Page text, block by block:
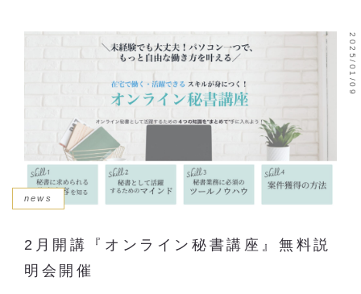
news
2月開講『オンライン秘書講座』無料説
明会開催
2025/01/09